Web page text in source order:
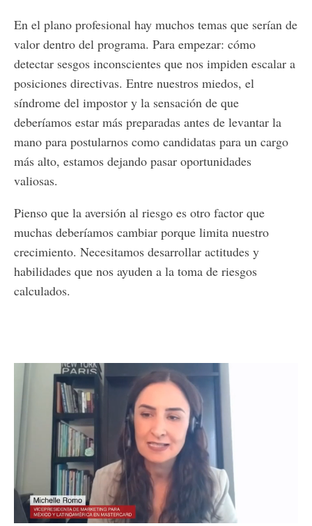
En el plano profesional hay muchos temas que serían de
valor dentro del programa. Para empezar: cómo
detectar sesgos inconscientes que nos impiden escalar a
posiciones directivas. Entre nuestros miedos, el
síndrome del impostor y la sensación de que
deberíamos estar más preparadas antes de levantar la
mano para postularnos como candidatas para un cargo
más alto, estamos dejando pasar oportunidades
valiosas.
Pienso que la aversión al riesgo es otro factor que
muchas deberíamos cambiar porque limita nuestro
crecimiento. Necesitamos desarrollar actitudes y
habilidades que nos ayuden a la toma de riesgos
calculados.
Unmute Loaded:
11.90%